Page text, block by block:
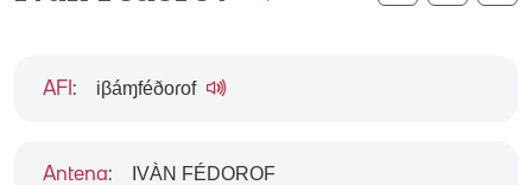
AFI : iβáɱféðoɾof
Antena: IVÀN FÉDOROF